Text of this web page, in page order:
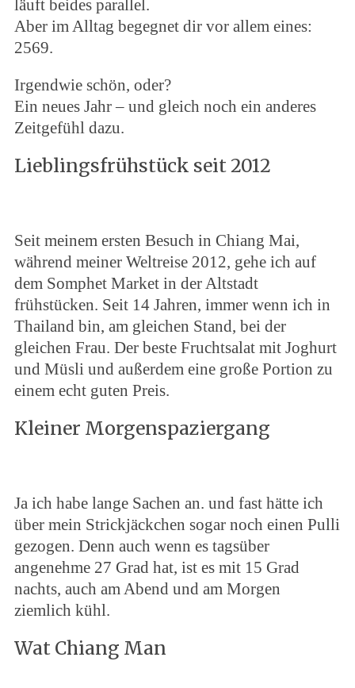
läuft beides parallel.
Aber im Alltag begegnet dir vor allem eines:
2569.
Irgendwie schön, oder?
Ein neues Jahr – und gleich noch ein anderes
Zeitgefühl dazu.
Lieblingsfrühstück seit 2012
Seit meinem ersten Besuch in Chiang Mai,
während meiner Weltreise 2012, gehe ich auf
dem Somphet Market in der Altstadt
frühstücken. Seit 14 Jahren, immer wenn ich in
Thailand bin, am gleichen Stand, bei der
gleichen Frau. Der beste Fruchtsalat mit Joghurt
und Müsli und außerdem eine große Portion zu
einem echt guten Preis.
Kleiner Morgenspaziergang
Ja ich habe lange Sachen an. und fast hätte ich
über mein Strickjäckchen sogar noch einen Pulli
gezogen. Denn auch wenn es tagsüber
angenehme 27 Grad hat, ist es mit 15 Grad
nachts, auch am Abend und am Morgen
ziemlich kühl.
Wat Chiang Man